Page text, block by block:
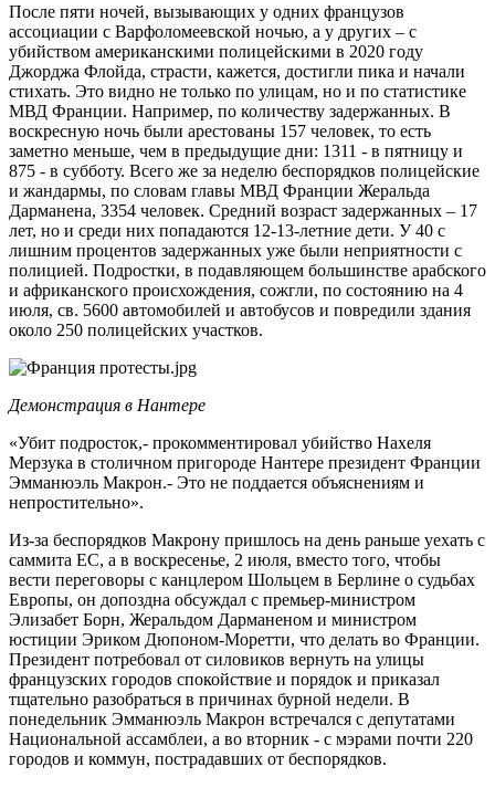
После пяти ночей, вызывающих у одних французов
ассоциации с Варфоломеевской ночью, а у других – с
убийством американскими полицейскими в 2020 году
Джорджа Флойда, страсти, кажется, достигли пика и начали
стихать. Это видно не только по улицам, но и по статистике
МВД Франции. Например, по количеству задержанных. В
воскресную ночь были арестованы 157 человек, то есть
заметно меньше, чем в предыдущие дни: 1311 - в пятницу и
875 - в субботу. Всего же за неделю беспорядков полицейские
и жандармы, по словам главы МВД Франции Жеральда
Дарманена, 3354 человек. Средний возраст задержанных – 17
лет, но и среди них попадаются 12-13-летние дети. У 40 с
лишним процентов задержанных уже были неприятности с
полицией. Подростки, в подавляющем большинстве арабского
и африканского происхождения, сожгли, по состоянию на 4
июля, св. 5600 автомобилей и автобусов и повредили здания
около 250 полицейских участков.
Демонстрация в Нантере
«Убит подросток,- прокомментировал убийство Нахеля
Мерзука в столичном пригороде Нантере президент Франции
Эмманюэль Макрон.- Это не поддается объяснениям и
непростительно».
Из-за беспорядков Макрону пришлось на день раньше уехать с
саммита ЕС, а в воскресенье, 2 июля, вместо того, чтобы
вести переговоры с канцлером Шольцем в Берлине о судьбах
Европы, он допоздна обсуждал с премьер-министром
Элизабет Борн, Жеральдом Дарманеном и министром
юстиции Эриком Дюпоном-Моретти, что делать во Франции.
Президент потребовал от силовиков вернуть на улицы
французских городов спокойствие и порядок и приказал
тщательно разобраться в причинах бурной недели. В
понедельник Эмманюэль Макрон встречался с депутатами
Национальной ассамблеи, а во вторник - с мэрами почти 220
городов и коммун, пострадавших от беспорядков.